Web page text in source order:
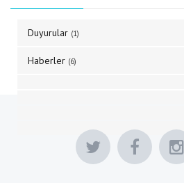
Duyurular (1)
Haberler (6)